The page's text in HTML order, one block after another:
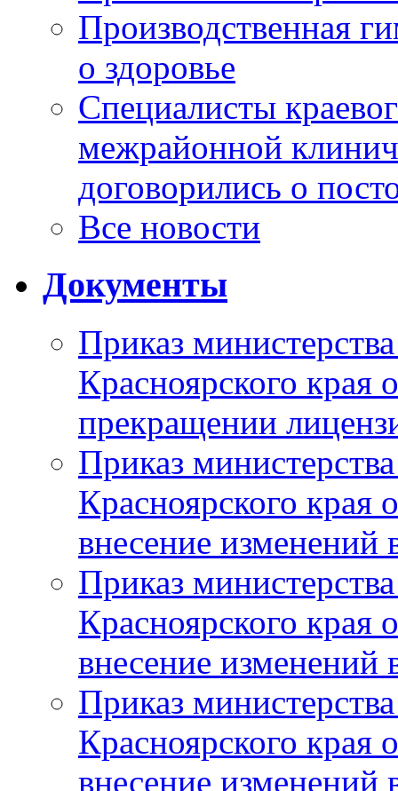
Производственная
о здоровье
Специалисты
межрайонной
договорились о
Все новости
Документы
Приказ
Красноярского
прекращении
Приказ
Красноярского
внесение изменений
Приказ
Красноярского
внесение изменений
Приказ
Красноярского
внесение изменений